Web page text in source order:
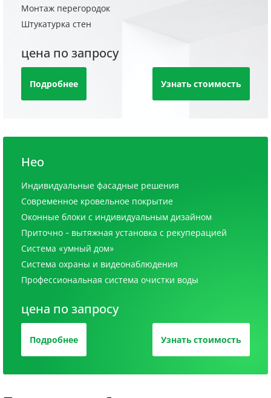
Монтаж перегородок
Штукатурка стен
цена по запросу
Подробнее Узнать стоимость
Нео
Индивидуальные фасадные решения
Современное кровельное покрытие
Оконные блоки с индивидуальным дизайном
Приточно - вытяжная установка с рекуперацией
Система «умный дом»
Система охраны и видеонаблюдения
Профессиональная система очистки воды
цена по запросу
Подробнее Узнать стоимость